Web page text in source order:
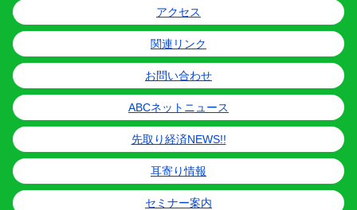
アクセス
関連リンク
お問い合わせ
ABCネットニュース
先取り経済NEWS!!
耳寄り情報
セミナー案内